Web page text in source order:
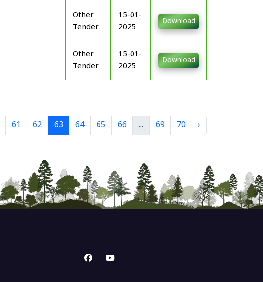
Other
Tender
15-01-
2025
Download
Other
Tender
15-01-
2025
Download
61 62 63 64 65 66 ... 69 70 ›